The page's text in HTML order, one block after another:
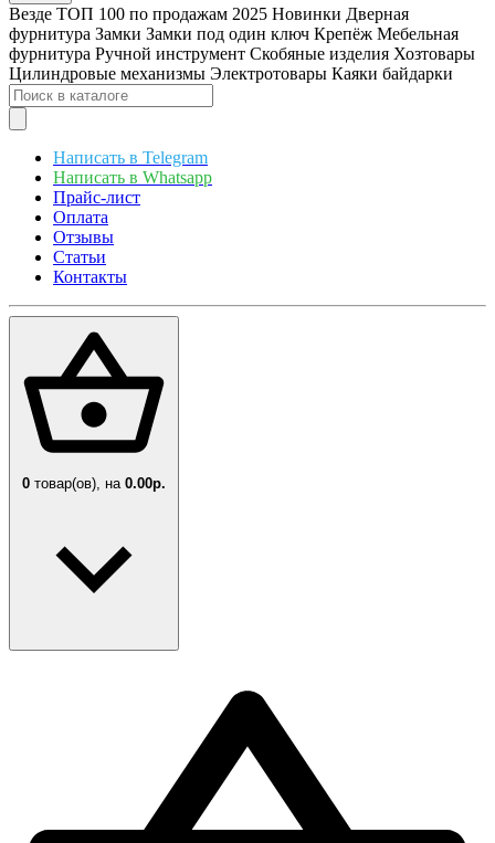
Везде ТОП 100 по продажам 2025 Новинки Дверная
фурнитура Замки Замки под один ключ Крепёж Мебельная
фурнитура Ручной инструмент Скобяные изделия Хозтовары
Цилиндровые механизмы Электротовары Каяки байдарки
Написать в Telegram
Написать в Whatsapp
Прайс-лист
Оплата
Отзывы
Статьи
Контакты
0 товар(ов), на 0.00р.